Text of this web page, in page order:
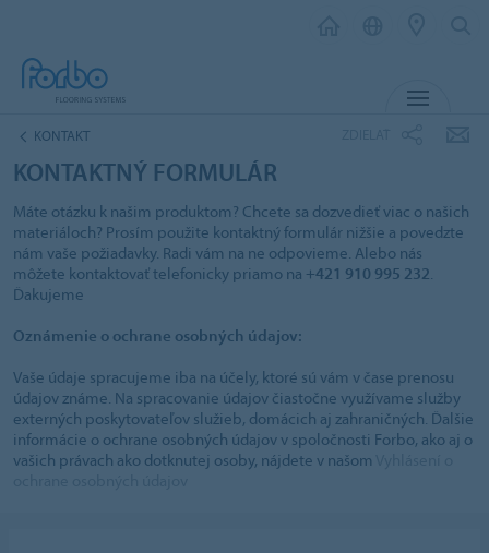
KONTAKT
KONTAKTNÝ FORMULÁR
Máte otázku k našim produktom? Chcete sa dozvedieť viac o našich
materiáloch? Prosím použite kontaktný formulár nižšie a povedzte
nám vaše požiadavky. Radi vám na ne odpovieme. Alebo nás
môžete kontaktovať telefonicky priamo na +421 910 995 232
Ďakujeme
Oznámenie o ochrane osobných údajov:
Vaše údaje spracujeme iba na účely, ktoré sú vám v čase prenosu
údajov známe. Na spracovanie údajov čiastočne využívame služby
externých poskytovateľov služieb, domácich aj zahraničných. Ďalšie
informácie o ochrane osobných údajov v spoločnosti Forbo, ako aj o
vašich právach ako dotknutej osoby, nájdete v našom